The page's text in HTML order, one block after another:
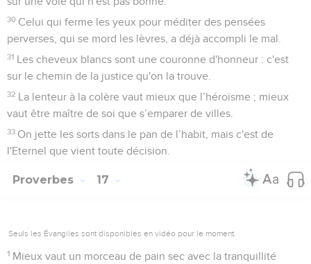
30 Celui qui ferme les yeux pour méditer des pensées
perverses, qui se mord les lèvres, a déjà accompli le mal.
31 Les cheveux blancs sont une couronne d'honneur : c'est
sur le chemin de la justice qu'on la trouve.
32 La lenteur à la colère vaut mieux que l’héroïsme ; mieux
vaut être maître de soi que s’emparer de villes.
33 On jette les sorts dans le pan de l’habit, mais c'est de
l'Eternel que vient toute décision.
Proverbes 17
Seuls les Évangiles sont disponibles en vidéo pour le moment.
1 Mieux vaut un morceau de pain sec avec la tranquillité